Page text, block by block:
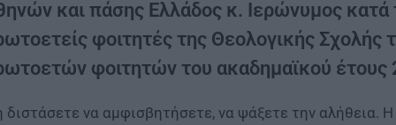
και πάσης Ελλάδος κ. Ιερώνυμος
φοιτητές της Θεολογικής
φοιτητών του ακαδημαϊκού
να αμφισβητήσετε, να ψάξετε την αλήθεια.